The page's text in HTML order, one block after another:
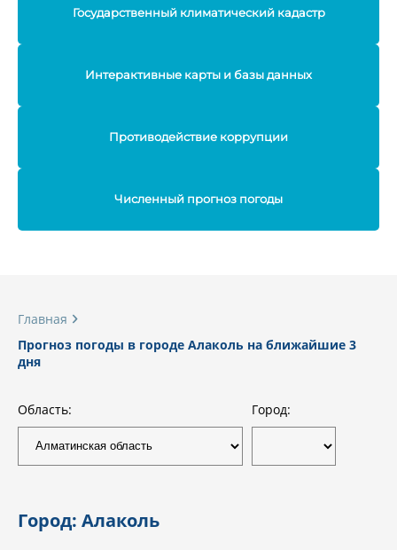
Государственный климатический кадастр
Интерактивные карты и базы данных
Противодействие коррупции
Численный прогноз погоды
Главная
Прогноз погоды в городе Алаколь на ближайшие 3
дня
Область: Город:
Город: Алаколь